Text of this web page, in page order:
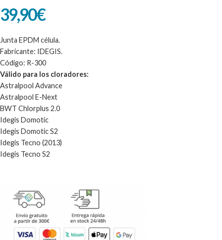
39,90€
Junta EPDM célula.
Fabricante: IDEGIS.
Código: R-300
Válido para los cloradores:
Astralpool Advance
Astralpool E-Next
BWT Chlorplus 2.0
Idegis Domotic
Idegis Domotic S2
Idegis Tecno (2013)
Idegis Tecno S2